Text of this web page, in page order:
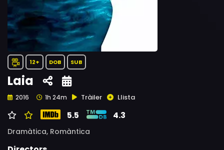
12+ DOB SUB
Laia
2016 1h 24m Tràiler Llista
5.5 4.3
Dramàtica, Romàntica